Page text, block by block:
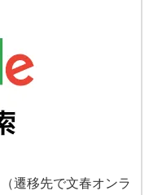
（遷移先で文春オンラ